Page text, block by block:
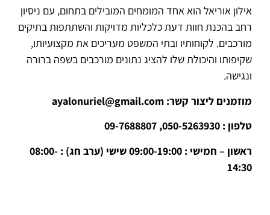
אילון אוריאל הוא אחד המומחים המובילים בתחום, עם ניסיון
רחב בהכנת חוות דעת כלכליות מדויקות והשתתפות בתיקים
מורכבים. לקוחותיו ובתי המשפט מעריכים את מקצועיותו,
שקיפותו והיכולת שלו להציג נתונים מורכבים בשפה ברורה
ונגישה.
מוזמנים ליצור קשר: ayalonuriel@gmail.com
טלפון : 050-5263930, 09-7688807
ראשון – חמישי : 09:00-19:00 שישי (ערב חג) : 08:00-
14:30